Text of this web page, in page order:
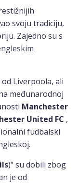
svoju tradiciju,
Zajedno su s
Liverpoola, ali
međunarodnoj
Manchester
United FC ,
fudbalski
)" su dobili zbog
je od